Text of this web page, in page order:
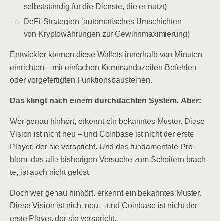
selbst­stän­dig für die Diens­te, die er nutzt)
DeFi-Stra­te­gien (auto­ma­ti­sches Umschich­ten
von Kryp­to­wäh­run­gen zur Gewinnmaximierung)
Ent­wick­ler kön­nen die­se Wal­lets inner­halb von Minu­ten
ein­rich­ten – mit ein­fa­chen Kom­man­do­zei­len-Befeh­len
oder vor­ge­fer­tig­ten Funktionsbausteinen.
Das klingt nach einem durch­dach­ten Sys­tem. Aber:
Wer genau hin­hört, erkennt ein bekann­tes Mus­ter. Die­se
Visi­on ist nicht neu – und Coin­ba­se ist nicht der ers­te
Play­er, der sie ver­spricht. Und das fun­da­men­ta­le Pro­
blem, das alle bis­he­ri­gen Ver­su­che zum Schei­tern brach­
te, ist auch nicht gelöst.
Doch wer genau hin­hört, erkennt ein bekann­tes Mus­ter.
Die­se Visi­on ist nicht neu – und Coin­ba­se ist nicht der
ers­te Play­er, der sie verspricht.